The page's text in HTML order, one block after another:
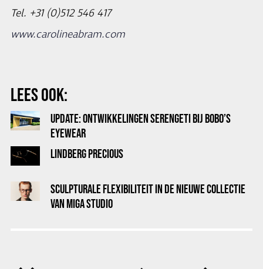
Tel. +31 (0)512 546 417
www.carolineabram.com
LEES OOK:
UPDATE: ONTWIKKELINGEN SERENGETI BIJ BOBO’S
EYEWEAR
LINDBERG PRECIOUS
SCULPTURALE FLEXIBILITEIT IN DE NIEUWE COLLECTIE
VAN MIGA STUDIO